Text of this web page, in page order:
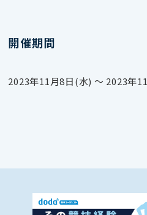
開催期間
2023年11月8日(水) 〜 2023年